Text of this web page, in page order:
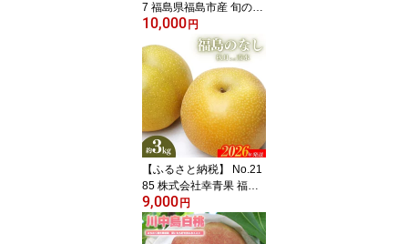
7 福島県福島市産 旬のも
も(白桃・品種おまかせ)
約1kg(3～6玉)【2026年
発送 先行予約】
10,000 円
【ふるさと納税】 No.21
85 株式会社幸青果 福島
のなし 秋月 または 南水
約3kg【2026年発送 先行
予約】 福島県 福島市 1万
9,000 円